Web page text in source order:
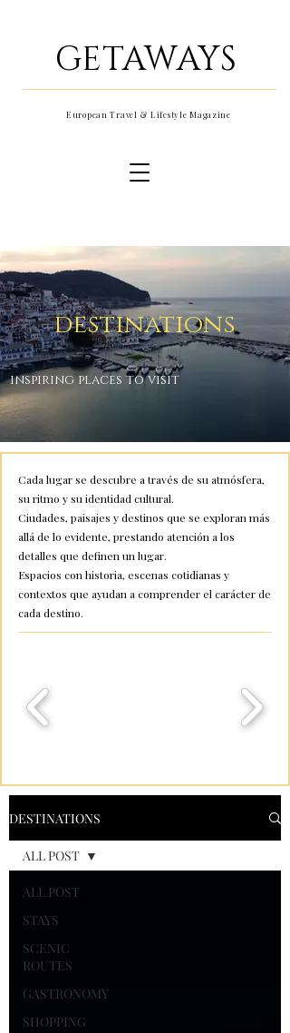
GETAWAYS
European Travel & Lifestyle Magazine
destinations
inspiring places to visit
Cada lugar se descubre a través de su atmósfera,
su ritmo y su identidad cultural.
Ciudades, paisajes y destinos que se exploran más
allá de lo evidente, prestando atención a los
detalles que definen un lugar.
Espacios con historia, escenas cotidianas y
contextos que ayudan a comprender el carácter de
cada destino.
DESTINATIONS
ALL POST
STAYS
SCENIC
ROUTES
GASTRONOMY
SHOPPING
ALL POST